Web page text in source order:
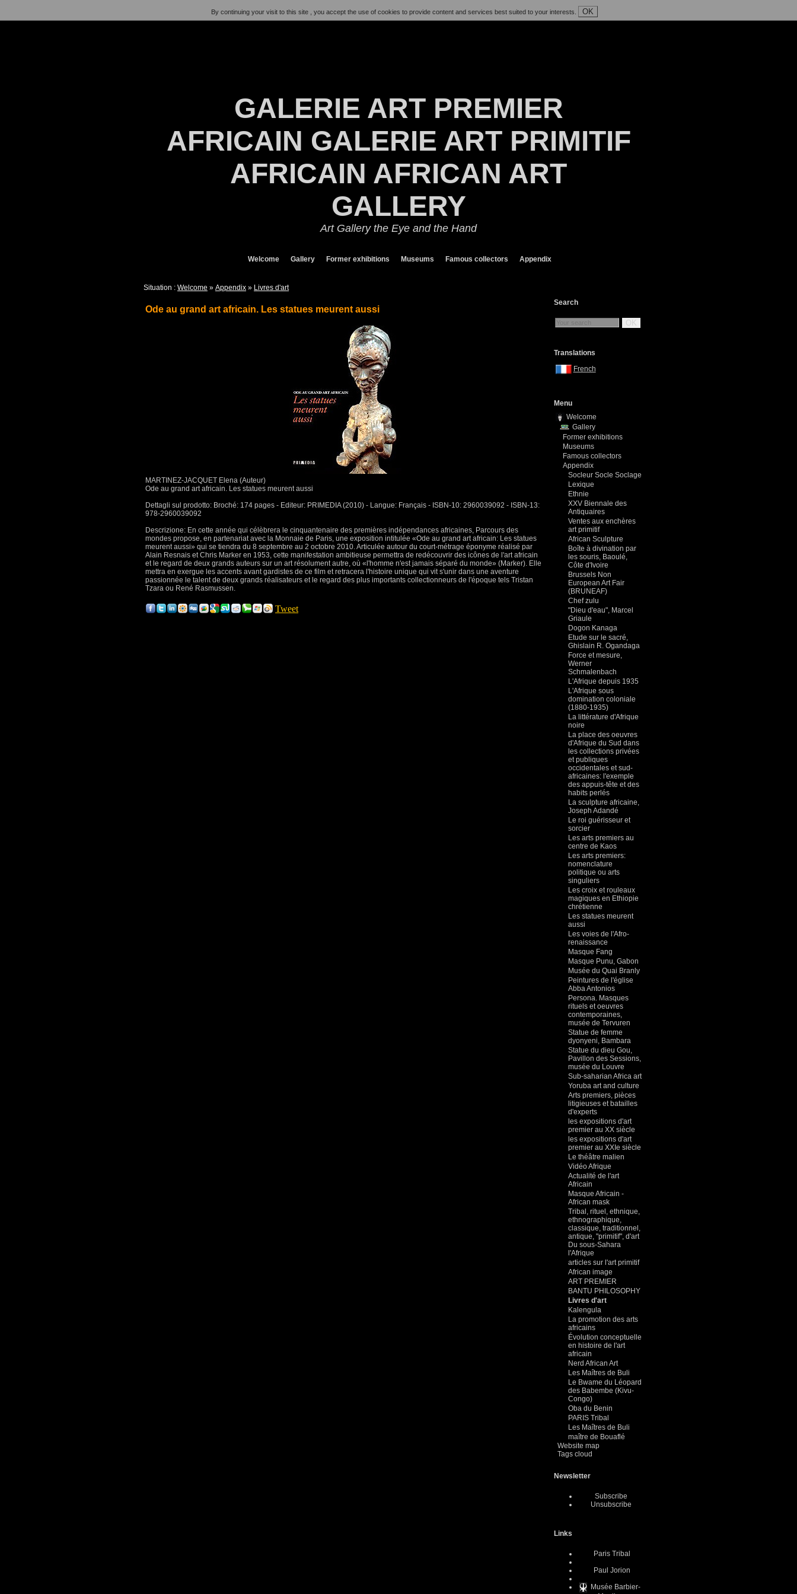
By continuing your visit to this site , you accept the use of cookies to provide content and services best suited to your interests. OK
GALERIE ART PREMIER
AFRICAIN GALERIE ART PRIMITIF
AFRICAIN AFRICAN ART
GALLERY
Art Gallery the Eye and the Hand
Welcome Gallery Former exhibitions Museums Famous collectors Appendix
Situation : Welcome » Appendix » Livres d'art
Ode au grand art africain. Les statues meurent aussi
MARTINEZ-JACQUET Elena (Auteur)
Ode au grand art africain. Les statues meurent aussi
Dettagli sul prodotto: Broché: 174 pages - Editeur: PRIMEDIA (2010) - Langue: Français - ISBN-10: 2960039092 - ISBN-13:
978-2960039092
Descrizione: En cette année qui célèbrera le cinquantenaire des premières indépendances africaines, Parcours des
mondes propose, en partenariat avec la Monnaie de Paris, une exposition intitulée «Ode au grand art africain: Les statues
meurent aussi» qui se tiendra du 8 septembre au 2 octobre 2010. Articulée autour du court-métrage éponyme réalisé par
Alain Resnais et Chris Marker en 1953, cette manifestation ambitieuse permettra de redécouvrir des icônes de l'art africain
et le regard de deux grands auteurs sur un art résolument autre, où «l'homme n'est jamais séparé du monde» (Marker). Elle
mettra en exergue les accents avant gardistes de ce film et retracera l'histoire unique qui vit s'unir dans une aventure
passionnée le talent de deux grands réalisateurs et le regard des plus importants collectionneurs de l'époque tels Tristan
Tzara ou René Rasmussen.
Tweet
Search
OK
Translations
French
Menu
Welcome
Gallery
Former exhibitions
Museums
Famous collectors
Appendix
Socleur Socle Soclage
Lexique
Ethnie
XXV Biennale des
Antiquaires
Ventes aux enchères
art primitif
African Sculpture
Boîte à divination par
les souris, Baoulé,
Côte d'Ivoire
Brussels Non
European Art Fair
(BRUNEAF)
Chef zulu
"Dieu d'eau", Marcel
Griaule
Dogon Kanaga
Etude sur le sacré,
Ghislain R. Ogandaga
Force et mesure,
Werner
Schmalenbach
L'Afrique depuis 1935
L'Afrique sous
domination coloniale
(1880-1935)
La littérature d'Afrique
noire
La place des oeuvres
d'Afrique du Sud dans
les collections privées
et publiques
occidentales et sud-
africaines: l'exemple
des appuis-tête et des
habits perlés
La sculpture africaine,
Joseph Adandé
Le roi guérisseur et
sorcier
Les arts premiers au
centre de Kaos
Les arts premiers:
nomenclature
politique ou arts
singuliers
Les croix et rouleaux
magiques en Ethiopie
chrétienne
Les statues meurent
aussi
Les voies de l'Afro-
renaissance
Masque Fang
Masque Punu, Gabon
Musée du Quai Branly
Peintures de l'église
Abba Antonios
Persona. Masques
rituels et oeuvres
contemporaines,
musée de Tervuren
Statue de femme
dyonyeni, Bambara
Statue du dieu Gou,
Pavillon des Sessions,
musée du Louvre
Sub-saharian Africa art
Yoruba art and culture
Arts premiers, pièces
litigieuses et batailles
d'experts
les expositions d'art
premier au XX siècle
les expositions d'art
premier au XXIe siècle
Le théâtre malien
Vidéo Afrique
Actualité de l'art
Africain
Masque Africain -
African mask
Tribal, rituel, ethnique,
ethnographique,
classique, traditionnel,
antique, "primitif", d'art
Du sous-Sahara
l'Afrique
articles sur l'art primitif
African image
ART PREMIER
BANTU PHILOSOPHY
Livres d'art
Kalengula
La promotion des arts
africains
Évolution conceptuelle
en histoire de l'art
africain
Nerd African Art
Les Maîtres de Buli
Le Bwame du Léopard
des Babembe (Kivu-
Congo)
Oba du Benin
PARIS Tribal
Les Maîtres de Buli
maître de Bouaflé
Website map
Tags cloud
Newsletter
Subscribe
Unsubscribe
Links
Paris Tribal
Paul Jorion
Musée Barbier-